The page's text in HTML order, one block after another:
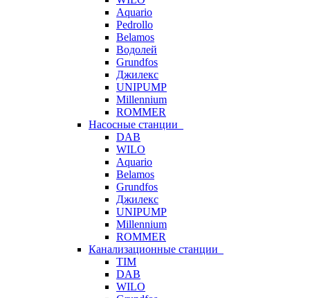
Aquario
Pedrollo
Belamos
Водолей
Grundfos
Джилекс
UNIPUMP
Millennium
ROMMER
Насосные станции
DAB
WILO
Aquario
Belamos
Grundfos
Джилекс
UNIPUMP
Millennium
ROMMER
Канализационные станции
TIM
DAB
WILO